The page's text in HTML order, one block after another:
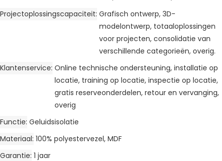
Projectoplossingscapaciteit Grafisch ontwerp, 3D-
modelontwerp, totaaloplossingen
voor projecten, consolidatie van
verschillende categorieën, overig.
Klantenservice Online technische ondersteuning, installatie op
locatie, training op locatie, inspectie op locatie,
gratis reserveonderdelen, retour en vervanging,
overig
Functie Geluidsisolatie
Materiaal 100% polyestervezel, MDF
Garantie 1 jaar